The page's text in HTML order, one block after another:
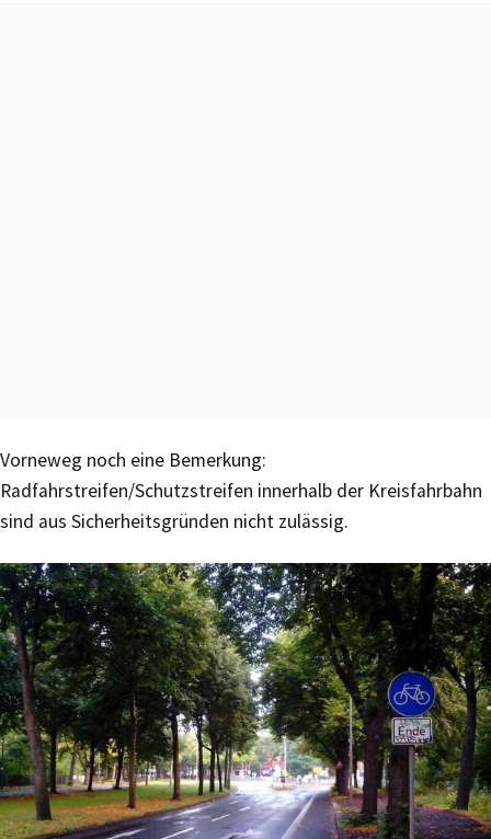
Vorneweg noch eine Bemerkung:
Radfahrstreifen/Schutzstreifen innerhalb der Kreisfahrbahn
sind aus Sicherheitsgründen nicht zulässig.